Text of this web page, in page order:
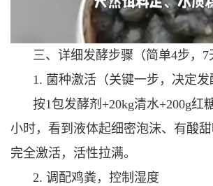
三、详细发酵步骤（简单4步，7
1. 菌种激活（关键一步，决定发
按1包发酵剂+20kg清水+200g红
小时，看到液体起细密泡沫、有酸
完全激活，活性拉满。
2. 调配鸡粪，控制湿度